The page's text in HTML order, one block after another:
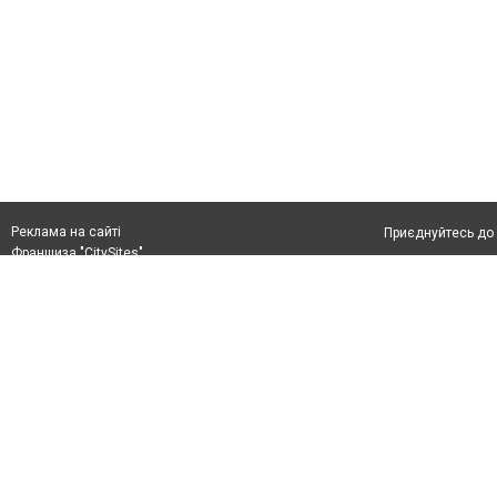
Реклама на сайті
Франшиза "CitySites"
Приєднуйтесь до